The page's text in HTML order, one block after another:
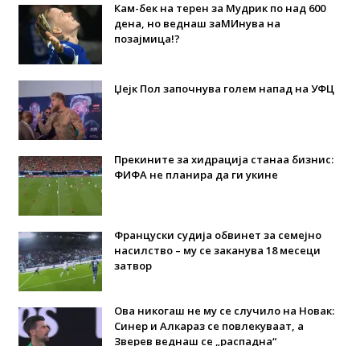
Кам-бек на терен за Мудрик по над 600
дена, но веднаш заМИнува на
позајмица!?
Џејк Пол започнува голем напад на УФЦ
Прекините за хидрација станаа бизнис:
ФИФА не планира да ги укине
Француски судија обвинет за семејно
насилство – му се заканува 18 месеци
затвор
Ова никогаш не му се случило на Новак:
Синер и Алкараз се повлекуваат, а
Зверев веднаш се „распадна“